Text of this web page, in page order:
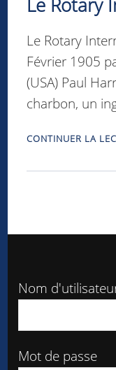
Le Rotary
Le Rotary
Février 1905
(USA) Paul
charbon, un
CONTINUER LA
Nom
Mot de passe